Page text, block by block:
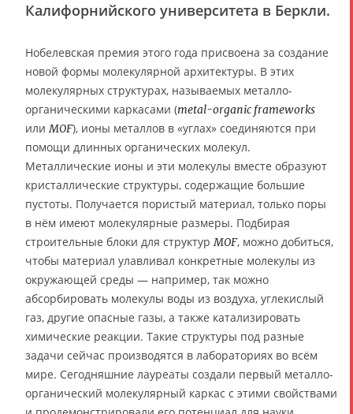
Калифорнийского университета в Беркли.
Нобелевская премия этого года присвоена за создание
новой формы молекулярной архитектуры. В этих
молекулярных структурах, называемых металло-
органическими каркасами (metal-organic frameworks
илиMOF), ионы металлов в «углах» соединяются при
помощи длинных органических молекул.
Металлические ионы и эти молекулы вместе образуют
кристаллические структуры, содержащие большие
пустоты. Получается пористый материал, только поры
в нём имеют молекулярные размеры. Подбирая
строительные блоки для структурMOF, можно добиться,
чтобы материал улавливал конкретные молекулы из
окружающей среды — например, так можно
абсорбировать молекулы воды из воздуха, углекислый
газ, другие опасные газы, а также катализировать
химические реакции. Такие структуры под разные
задачи сейчас производятся в лабораториях во всём
мире. Сегодняшние лауреаты создали первый металло-
органический молекулярный каркас с этими свойствами